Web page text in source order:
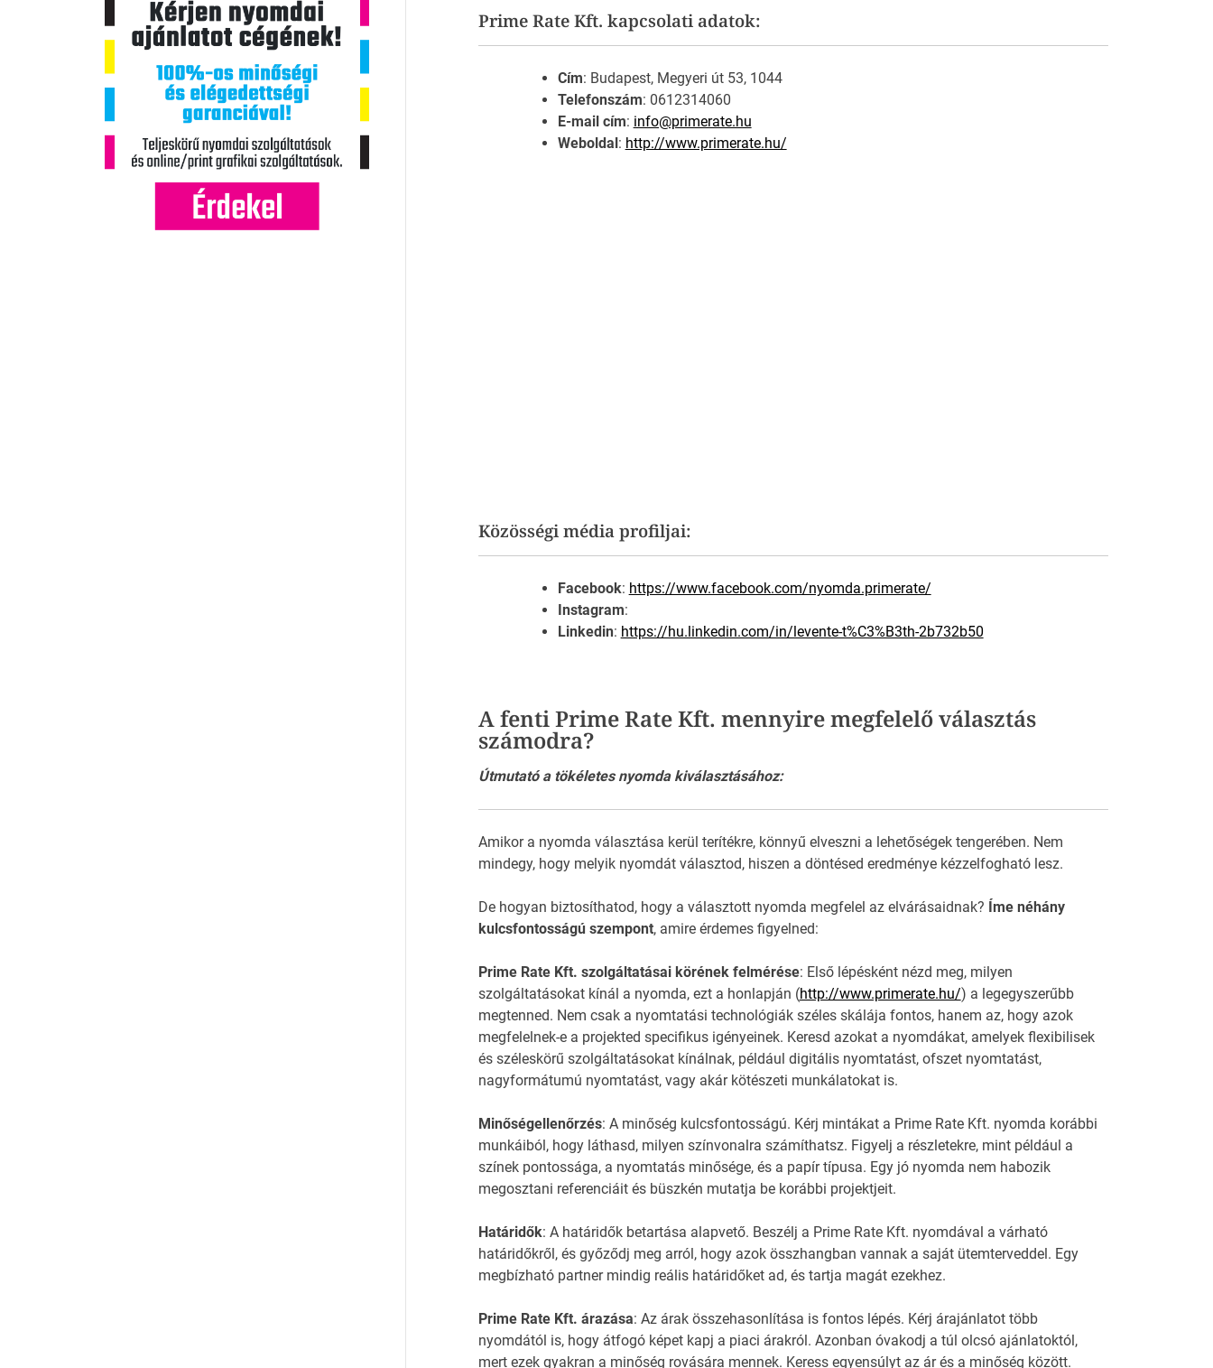
Prime Rate Kft. kapcsolati adatok:
Cím: Budapest, Megyeri út 53, 1044
Telefonszám: 0612314060
E-mail cím: info@primerate.hu
Weboldal: http://www.primerate.hu/
Közösségi média profiljai:
Facebook: https://www.facebook.com/nyomda.primerate/
Instagram:
Linkedin: https://hu.linkedin.com/in/levente-t%C3%B3th-2b732b50
A fenti Prime Rate Kft. mennyire megfelelő választás
számodra?
Útmutató a tökéletes nyomda kiválasztásához:
Amikor a nyomda választása kerül terítékre, könnyű elveszni a lehetőségek tengerében. Nem
mindegy, hogy melyik nyomdát választod, hiszen a döntésed eredménye kézzelfogható lesz.
De hogyan biztosíthatod, hogy a választott nyomda megfelel az elvárásaidnak? Íme néhány
kulcsfontosságú szempont, amire érdemes figyelned:
Prime Rate Kft. szolgáltatásai körének felmérése: Első lépésként nézd meg, milyen
szolgáltatásokat kínál a nyomda, ezt a honlapján (http://www.primerate.hu/) a legegyszerűbb
megtenned. Nem csak a nyomtatási technológiák széles skálája fontos, hanem az, hogy azok
megfelelnek-e a projekted specifikus igényeinek. Keresd azokat a nyomdákat, amelyek flexibilisek
és széleskörű szolgáltatásokat kínálnak, például digitális nyomtatást, ofszet nyomtatást,
nagyformátumú nyomtatást, vagy akár kötészeti munkálatokat is.
Minőségellenőrzés: A minőség kulcsfontosságú. Kérj mintákat a Prime Rate Kft. nyomda korábbi
munkáiból, hogy láthasd, milyen színvonalra számíthatsz. Figyelj a részletekre, mint például a
színek pontossága, a nyomtatás minősége, és a papír típusa. Egy jó nyomda nem habozik
megosztani referenciáit és büszkén mutatja be korábbi projektjeit.
Határidők: A határidők betartása alapvető. Beszélj a Prime Rate Kft. nyomdával a várható
határidőkről, és győződj meg arról, hogy azok összhangban vannak a saját ütemterveddel. Egy
megbízható partner mindig reális határidőket ad, és tartja magát ezekhez.
Prime Rate Kft. árazása: Az árak összehasonlítása is fontos lépés. Kérj árajánlatot több
nyomdától is, hogy átfogó képet kapj a piaci árakról. Azonban óvakodj a túl olcsó ajánlatoktól,
mert ezek gyakran a minőség rovására mennek. Keress egyensúlyt az ár és a minőség között.